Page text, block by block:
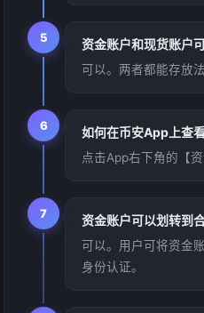
5 资金账户和现货账户
可以。两者都能存放
6 如何在币安App上查
点击App右下角的【
7 资金账户可以划转到
可以。用户可将资金
身份认证。